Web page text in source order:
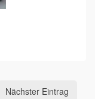
Nächster Eintrag